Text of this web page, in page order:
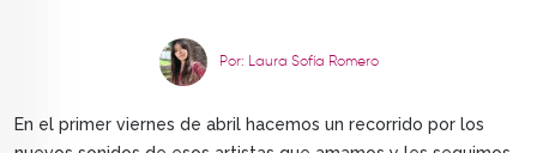
Por: Laura Sofía Romero
En el primer viernes de abril hacemos un recorrido por los